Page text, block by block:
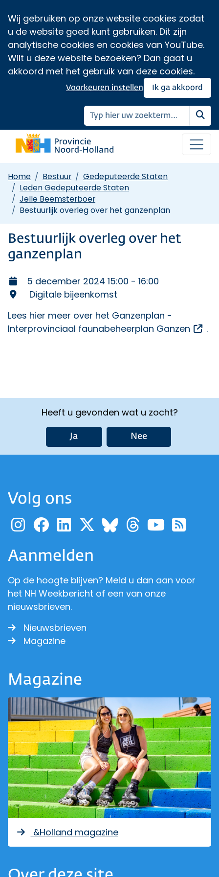
Wij gebruiken op onze website cookies zodat
u de website goed kunt gebruiken. Dit zijn
analytische cookies en cookies van YouTube.
Wilt u deze website bezoeken? Dan gaat u
akkoord met het gebruik van deze cookies.
Ik ga akkoord
Voorkeuren instellen
Home Bestuur
Gedeputeerde Staten
Leden Gedeputeerde Staten
Jelle Beemsterboer
Bestuurlijk overleg over het ganzenplan
Bestuurlijk overleg over het
ganzenplan
5 december 2024 15:00 - 16:00
Digitale bijeenkomst
Lees hier meer over het Ganzenplan -
Interprovinciaal faunabeheerplan Ganzen
.
Heeft u gevonden wat u zocht?
Ja Nee
Volg ons
Ga naar de pagina van
Ga naar de pagina
Ga naar de
Ga naar de
Ga naar de
Ga naar
Ga
Aanmelden
Op de hoogte blijven? Meld u dan aan voor
het NH Weekbericht of een van onze
nieuwsbrieven.
Nieuwsbrieven
Magazine
Magazine
&Holland magazine